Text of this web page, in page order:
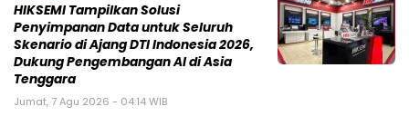
HIKSEMI Tampilkan Solusi
Penyimpanan Data untuk Seluruh
Skenario di Ajang DTI Indonesia 2026,
Dukung Pengembangan AI di Asia
Tenggara
Jumat, 7 Agu 2026 - 04:14 WIB